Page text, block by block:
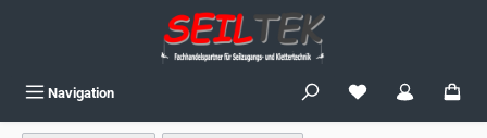
Navigation Du hast 0